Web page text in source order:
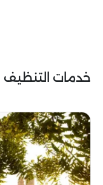
خدمات التنظيف